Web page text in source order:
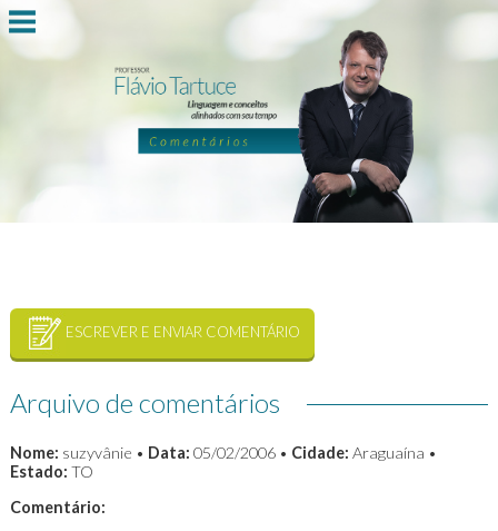
ESCREVER E ENVIAR COMENTÁRIO
Arquivo de comentários
Nome: suzyvânie • Data: 05/02/2006 • Cidade: Araguaína •
Estado: TO
Comentário: